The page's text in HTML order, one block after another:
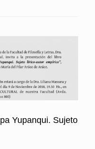
Yupanqui. Sujeto